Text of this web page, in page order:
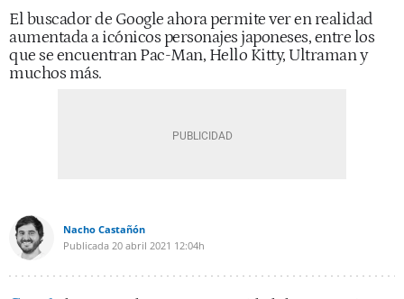
El buscador de Google ahora permite ver en realidad
aumentada a icónicos personajes japoneses, entre los
que se encuentran Pac-Man, Hello Kitty, Ultraman y
muchos más.
Nacho Castañón
Publicada 20 abril 2021 12:04h